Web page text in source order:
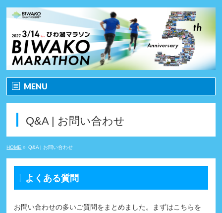
MENU
第5回記念・特別企画
大会要項（マラソン）
Q&A | お問い合わせ
HOME » Q&A | お問い合わせ
よくある質問
お問い合わせの多いご質問をまとめました。まずはこちらを